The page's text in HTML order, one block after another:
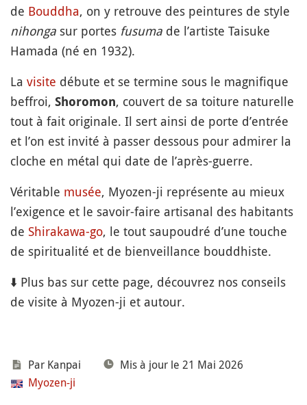
de Bouddha, on y retrouve des peintures de style
nihonga sur portes fusuma de l’artiste Taisuke
Hamada (né en 1932).
La visite débute et se termine sous le magnifique
beffroi, Shoromon, couvert de sa toiture naturelle
tout à fait originale. Il sert ainsi de porte d’entrée
et l’on est invité à passer dessous pour admirer la
cloche en métal qui date de l’après-guerre.
Véritable musée, Myozen-ji représente au mieux
l’exigence et le savoir-faire artisanal des habitants
de Shirakawa-go, le tout saupoudré d’une touche
de spiritualité et de bienveillance bouddhiste.
⬇️ Plus bas sur cette page, découvrez nos conseils
de visite à Myozen-ji et autour.
Par Kanpai
Mis à jour le 21 Mai 2026
Myozen-ji